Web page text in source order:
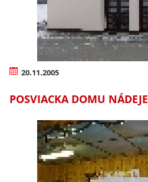
20.11.2005
POSVIACKA DOMU NÁDEJE